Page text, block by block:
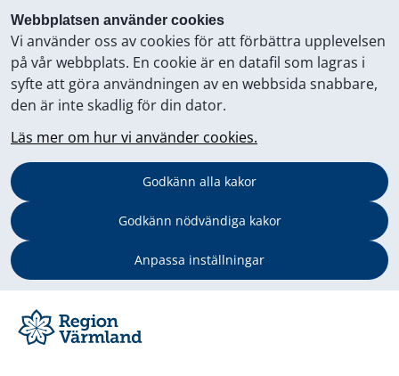
Webbplatsen använder cookies
Vi använder oss av cookies för att förbättra upplevelsen
på vår webbplats. En cookie är en datafil som lagras i
syfte att göra användningen av en webbsida snabbare,
den är inte skadlig för din dator.
Läs mer om hur vi använder cookies.
Godkänn alla kakor
Godkänn nödvändiga kakor
Anpassa inställningar